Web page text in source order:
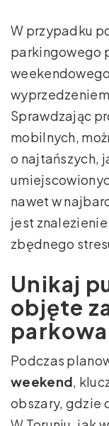
W przypadku
parkingowego
Sprawdzając
mobilnych,
o najtańszych,
nawet w
jest
zbędnego
Unikaj
objęte
Podczas
weekend,
obszary, gdzie